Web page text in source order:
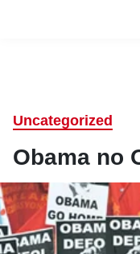
Uncategorized
Obama no